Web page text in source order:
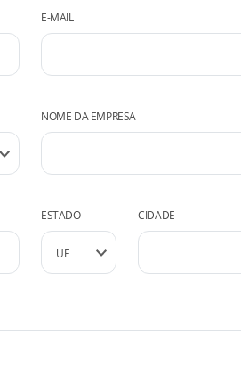
E-MAIL
NOME DA EMPRESA
ESTADO CIDADE